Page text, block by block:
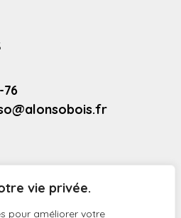
vie privée.
pour améliorer votre
76